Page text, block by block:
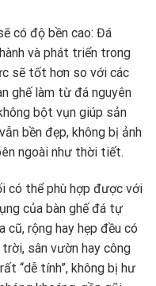
có độ bền cao: Đá
và phát triển trong
sẽ tốt hơn so với các
ghế làm từ đá nguyên
bột vụn giúp sản
bền đẹp, không bị ảnh
ngoài như thời tiết.
có thể phù hợp được với
của bàn ghế đá tự
cũ, rộng hay hẹp đều có
trời, sân vườn hay công
“dễ tính”, không bị hư